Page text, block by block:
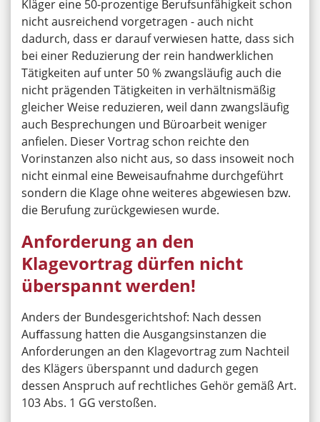
Kläger eine 50-prozentige Berufsunfähigkeit schon
nicht ausreichend vorgetragen - auch nicht
dadurch, dass er darauf verwiesen hatte, dass sich
bei einer Reduzierung der rein handwerklichen
Tätigkeiten auf unter 50 % zwangsläufig auch die
nicht prägenden Tätigkeiten in verhältnismäßig
gleicher Weise reduzieren, weil dann zwangsläufig
auch Besprechungen und Büroarbeit weniger
anfielen. Dieser Vortrag schon reichte den
Vorinstanzen also nicht aus, so dass insoweit noch
nicht einmal eine Beweisaufnahme durchgeführt
sondern die Klage ohne weiteres abgewiesen bzw.
die Berufung zurückgewiesen wurde.
Anforderung an den
Klagevortrag dürfen nicht
überspannt werden!
Anders der Bundesgerichtshof: Nach dessen
Auﬀassung hatten die Ausgangsinstanzen die
Anforderungen an den Klagevortrag zum Nachteil
des Klägers überspannt und dadurch gegen
dessen Anspruch auf rechtliches Gehör gemäß Art.
103 Abs. 1 GG verstoßen.